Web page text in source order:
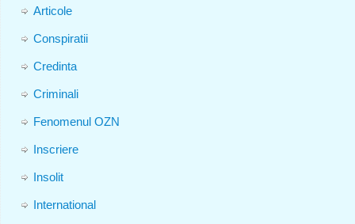
Articole
Conspiratii
Credinta
Criminali
Fenomenul OZN
Inscriere
Insolit
International